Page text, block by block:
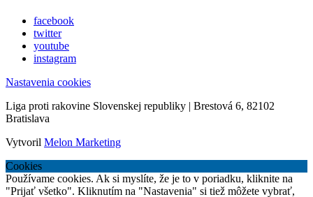
facebook
twitter
youtube
instagram
Nastavenia cookies
Liga proti rakovine Slovenskej republiky | Brestová 6, 82102
Bratislava
Vytvoril Melon Marketing
Cookies
Používame cookies. Ak si myslíte, že je to v poriadku, kliknite na
"Prijať všetko". Kliknutím na "Nastavenia" si tiež môžete vybrať,